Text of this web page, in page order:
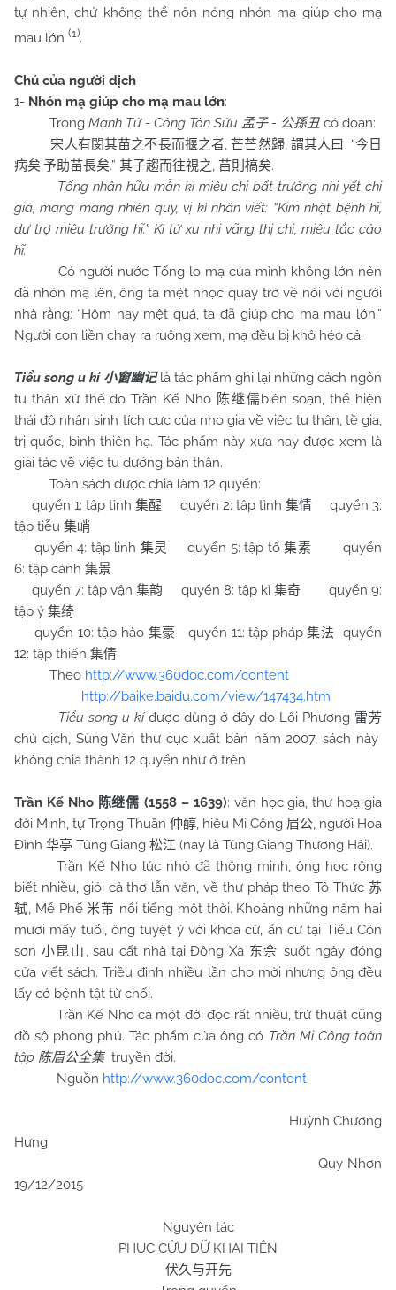
tự nhiên, chứ không thể nôn nóng nhón mạ giúp cho mạ
mau lớn (1).
Chú của người dịch
1- Nhón mạ giúp cho mạ mau lớn:
Trong Mạnh Tử - Công Tôn Sửu 孟子- 公孫丑 có đoạn:
宋人有閔其苗之不長而揠之者,芒芒然歸,謂其人曰 : “今日
病矣,予助苗長矣.” 其子趨而往視之, 苗則槁矣.
Tống nhân hữu mẫn kì miêu chi bất trưởng nhi yết chi
giả, mang mang nhiên quy, vị kì nhân viết: “Kim nhật bệnh hĩ,
dư trợ miêu trưởng hĩ.” Kì tử xu nhi vãng thị chi, miêu tắc cảo
hĩ.
Có người nước Tống lo mạ của mình không lớn nên
đã nhón mạ lên, ông ta mệt nhọc quay trở về nói với người
nhà rằng: “Hôm nay mệt quá, ta đã giúp cho mạ mau lớn.”
Người con liền chạy ra ruộng xem, mạ đều bị khô héo cả.
Tiểu song u kí 小窗幽记là tác phẩm ghi lại những cách ngôn
tu thân xử thế do Trần Kế Nho 陈继儒biên soạn, thể hiện
thái độ nhân sinh tích cực của nho gia về việc tu thân, tề gia,
trị quốc, bình thiên hạ. Tác phẩm này xưa nay được xem là
giai tác về việc tu dưỡng bản thân.
Toàn sách được chia làm 12 quyển:
quyển 1: tập tỉnh集醒 quyển 2: tập tình 集情quyển 3:
tập tiễu 集峭
quyển 4: tập linh 集灵 quyển 5: tập tố 集素 quyển
6: tập cảnh 集景
quyển 7: tập vận集韵 quyển 8: tập kì 集奇quyển 9:
tập ỷ 集绮
quyển 10: tập hào 集豪 quyển 11: tập pháp集法
quyển
12: tập thiến 集倩
Theo http://www.360doc.com/content
http://baike.baidu.com/view/147434.htm
Tiểu song u kíđược dùng ở đây do Lôi Phương 雷芳
chú dịch, Sùng Văn thư cục xuất bản năm 2007, sách này
không chia thành 12 quyển như ở trên.
Trần Kế Nho 陈继儒 (1558 – 1639): văn học gia, thư hoạ gia
đời Minh, tự Trọng Thuần 仲醇, hiệu Mi Công 眉公, người Hoa
Đình 华亭 Tùng Giang 松江 (nay là Tùng Giang Thượng Hải).
Trần Kế Nho lúc nhỏ đã thông minh, ông học rộng
biết nhiều, giỏi cả thơ lẫn văn, về thư pháp theo Tô Thức 苏
轼, Mễ Phế米芾 nổi tiếng một thời. Khoảng những năm hai
mươi mấy tuổi, ông tuyệt ý với khoa cử, ẩn cư tại Tiểu Côn
sơn 小昆山 , sau cất nhà tại Đông Xà 东佘 suốt ngày đóng
cửa viết sách. Triều đình nhiều lần cho mời nhưng ông đều
lấy cớ bệnh tật từ chối.
Trần Kế Nho cả một đời đọc rất nhiều, trứ thuật cũng
đồ sộ phong phú. Tác phẩm của ông có Trần Mi Công toàn
tập 陈眉公全集truyền đời.
Nguồn http://www.360doc.com/content
Huỳnh Chương
Hưng
Quy Nhơn
19/12/2015
Nguyên tác
PHỤC CỬU DỮ KHAI TIÊN
伏久与开先